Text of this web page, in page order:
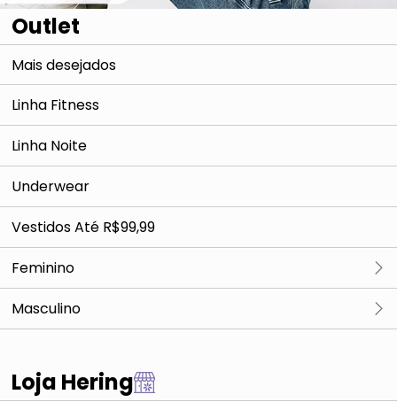
Outlet
Mais desejados
Linha Fitness
Linha Noite
Underwear
Vestidos Até R$99,99
Feminino
Camisetas & Regatas
Camisas & Polos
Masculino
Blusas, Croppeds & Cia
Loja Hering